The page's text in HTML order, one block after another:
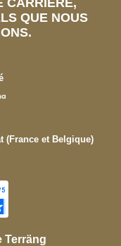
QUE NOUS
(France et Belgique)
Terräng